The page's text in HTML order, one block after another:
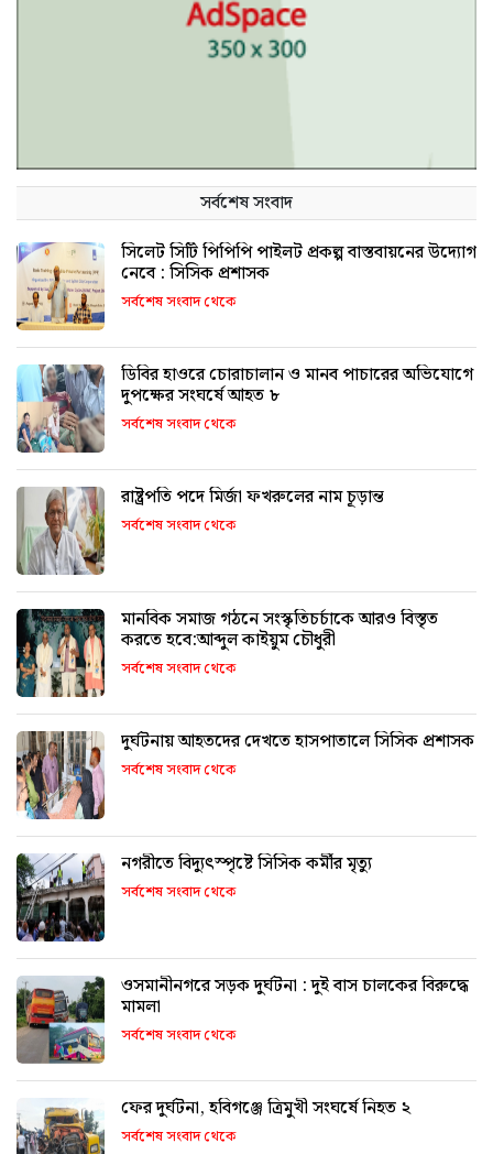
সর্বশেষ সংবাদ
সিলেট সিটি পিপিপি পাইলট প্রকল্প বাস্তবায়নের উদ্যোগ
নেবে : সিসিক প্রশাসক
সর্বশেষ সংবাদ থেকে
ডিবির হাওরে চোরাচালান ও মানব পাচারের অভিযোগে
দুপক্ষের সংঘর্ষে আহত ৮
সর্বশেষ সংবাদ থেকে
রাষ্ট্রপতি পদে মির্জা ফখরুলের নাম চূড়ান্ত
সর্বশেষ সংবাদ থেকে
মানবিক সমাজ গঠনে সংস্কৃতিচর্চাকে আরও বিস্তৃত
করতে হবে:আব্দুল কাইয়ুম চৌধুরী
সর্বশেষ সংবাদ থেকে
দুর্ঘটনায় আহতদের দেখতে হাসপাতালে সিসিক প্রশাসক
সর্বশেষ সংবাদ থেকে
নগরীতে বিদ্যুৎস্পৃষ্টে সিসিক কর্মীর মৃত্যু
সর্বশেষ সংবাদ থেকে
ওসমানীনগরে সড়ক দুর্ঘটনা : দুই বাস চালকের বিরুদ্ধে
মামলা
সর্বশেষ সংবাদ থেকে
ফের দুর্ঘটনা, হবিগঞ্জে ত্রিমুখী সংঘর্ষে নিহত ২
সর্বশেষ সংবাদ থেকে